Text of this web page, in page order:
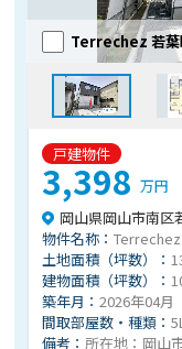
戸建物件
Terrechez 若葉
3,398万円
岡山県岡山市南区
物件名称：
土地面積（坪数）：
建物面積（坪数）：
築年月：2026年04月
間取部屋数・種類：
備考：所在地：岡山